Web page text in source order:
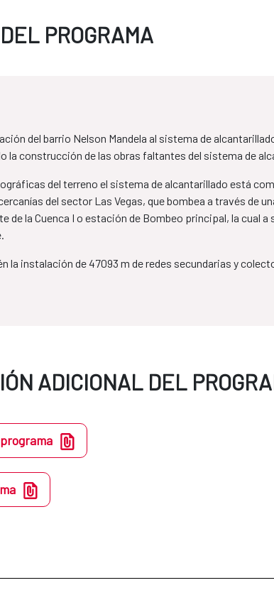
PROGRAMA
del barrio Nelson Mandela al sistema de
la construcción de las obras faltantes del sistema de
del terreno el sistema de alcantarillado está
del sector Las Vegas, que bombea a través de
de la Cuenca I o estación de Bombeo principal, la cual
la instalación de 47093 m de redes secundarias y
ADICIONAL DEL